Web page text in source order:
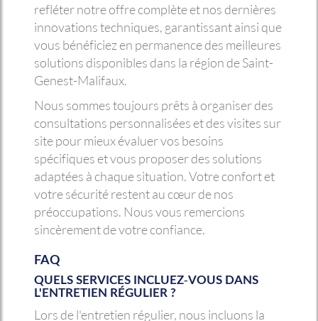
refléter notre offre complète et nos dernières
innovations techniques, garantissant ainsi que
vous bénéficiez en permanence des meilleures
solutions disponibles dans la région de Saint-
Genest-Malifaux.
Nous sommes toujours prêts à organiser des
consultations personnalisées et des visites sur
site pour mieux évaluer vos besoins
spécifiques et vous proposer des solutions
adaptées à chaque situation. Votre confort et
votre sécurité restent au cœur de nos
préoccupations. Nous vous remercions
sincèrement de votre confiance.
FAQ
QUELS SERVICES INCLUEZ-VOUS DANS
L'ENTRETIEN RÉGULIER ?
Lors de l'entretien régulier, nous incluons la